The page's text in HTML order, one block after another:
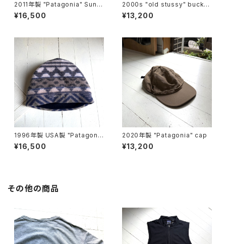
2011年製 "Patagonia" Sun b
ooney
¥16,500
2000s "old stussy" bucket
hat
¥13,200
1996年製 USA製 "Patagoni
a" synchilla alpine hat
¥16,500
2020年製 "Patagonia" cap
¥13,200
その他の商品